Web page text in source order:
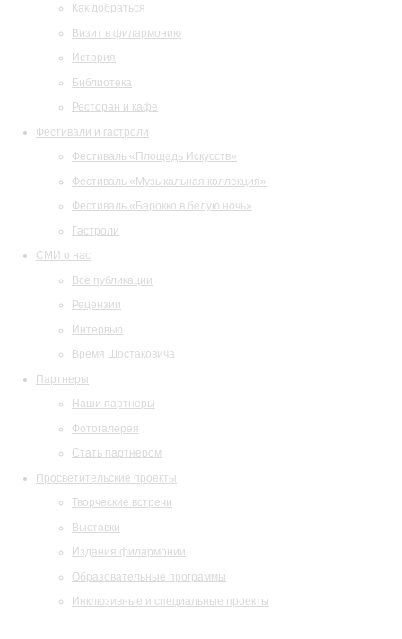
Как добраться
Визит в филармонию
История
Библиотека
Ресторан и кафе
Фестивали и гастроли
Фестиваль «Площадь Искусств»
Фестиваль «Музыкальная коллекция»
Фестиваль «Барокко в белую ночь»
Гастроли
СМИ о нас
Все публикации
Рецензии
Интервью
Время Шостаковича
Партнеры
Наши партнеры
Фотогалерея
Стать партнером
Просветительские проекты
Творческие встречи
Выставки
Издания филармонии
Образовательные программы
Инклюзивные и специальные проекты